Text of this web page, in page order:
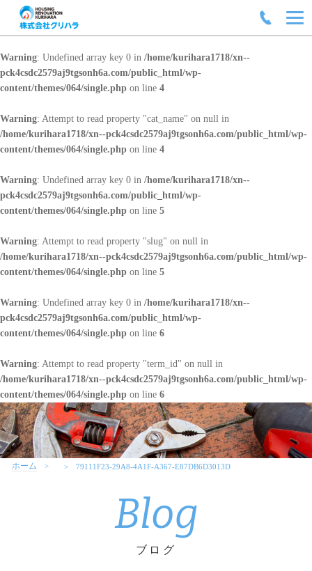
Warning: Undefined array key 0 in /home/kurihara1718/xn--
pck4csdc2579aj9tgsonh6a.com/public_html/wp-
content/themes/064/single.php on line 4
Warning: Attempt to read property "cat_name" on null in
/home/kurihara1718/xn--pck4csdc2579aj9tgsonh6a.com/public_html/wp-
content/themes/064/single.php on line 4
Warning: Undefined array key 0 in /home/kurihara1718/xn--
pck4csdc2579aj9tgsonh6a.com/public_html/wp-
content/themes/064/single.php on line 5
Warning: Attempt to read property "slug" on null in
/home/kurihara1718/xn--pck4csdc2579aj9tgsonh6a.com/public_html/wp-
content/themes/064/single.php on line 5
Warning: Undefined array key 0 in /home/kurihara1718/xn--
pck4csdc2579aj9tgsonh6a.com/public_html/wp-
content/themes/064/single.php on line 6
Warning: Attempt to read property "term_id" on null in
/home/kurihara1718/xn--pck4csdc2579aj9tgsonh6a.com/public_html/wp-
content/themes/064/single.php on line 6
ホーム 79111F23-29A8-4A1F-A367-E87DB6D3013D
Blog
ブログ